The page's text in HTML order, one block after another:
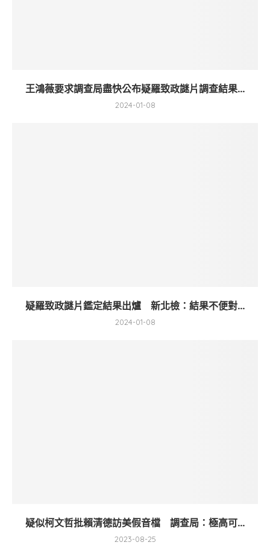
王鴻薇要求調查局盡快公布疑羅致政謎片調查結果...
2024-01-08
疑羅致政謎片鑑定結果出爐 新北檢：結果不便對...
2024-01-08
疑似柯文哲批賴清德訪美假音檔 調查局：極高可...
2023-08-25